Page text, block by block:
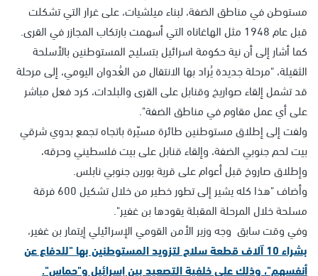
مستوطن في مناطق الضفة، لبناء ميلشيات، على غرار التي تشكلت
قبل عام 1948 مثل الهاغاناه التي أسهمت بارتكاب المجازر في القرى.
كما أشار إلى أن نية حكومة اسرائيل بتسليح المستوطنين بالأسلحة
الثقيلة، "مرحلة جديدة يُراد بها الانتقال من العُدوان اليومي، إلى مرحلة
قد تشمل إلقاء صواريخ وقنابل على القرى والبلدات، كرد فعل مباشر
على أي عمل مقاوم في مناطق الضفة".
ولفت إلى إطلاق مستوطنين طائرة مسيّرة باتجاه تجمع بدوي شرقي
بيت لحم جنوبي الضفة، وإلقاء قنابل على بيت فلسطيني وحرقه،
وإطلاق صاروخ قبل أعوام على قرية بورين جنوبي نابلس.
وأضاف "هذا كله يشير إلى تطور خطير من خلال تشكيل 600 فرقة
مسلحة خلال المرحلة المقبلة يقودها بن غفير".
وفي وقت سابق وجه وزير الأمن القومي الإسرائيلي إيتمار بن غفير،
بشراء 10 آلاف قطعة سلاح لتزويد المستوطنين بها "للدفاع عن
أنفسهم"، وذلك على خلفية التصعيد بين إسرائيل و"حماس".